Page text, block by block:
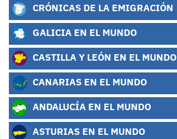
CRÓNICAS DE LA EMIGRACIÓN
GALICIA EN EL MUNDO
CASTILLA Y LEÓN EN EL MUNDO
CANARIAS EN EL MUNDO
ANDALUCÍA EN EL MUNDO
ASTURIAS EN EL MUNDO